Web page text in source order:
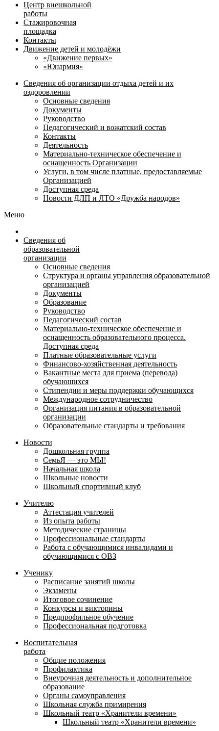
Центр внешкольной
работы
Стажировочная
площадка
Контакты
Движение детей и молодёжи
«Движение первых»
«Юнармия»
Сведения об организации отдыха детей и их
оздоровлении
Основные сведения
Документы
Руководство
Педагогический и вожатский состав
Контакты
Деятельность
Материально-техническое обеспечение и
оснащенность Организации
Услуги, в том числе платные, предоставляемые
Организацией
Доступная среда
Новости ДЛП и ЛТО «Дружба народов»
Меню
Сведения об
образовательной
организации
Основные сведения
Структура и органы управления образовательной
организацией
Документы
Образование
Руководство
Педагогический состав
Материально-техническое обеспечение и
оснащенность образовательного процесса.
Доступная среда
Платные образовательные услуги
Финансово-хозяйственная деятельность
Вакантные места для приема (перевода)
обучающихся
Стипендии и меры поддержки обучающихся
Международное сотрудничество
Организация питания в образовательной
организации
Образовательные стандарты и требования
Новости
Дошкольная группа
СемьЯ — это МЫ!
Начальная школа
Школьные новости
Школьный спортивный клуб
Учителю
Аттестация учителей
Из опыта работы
Методические страницы
Профессиональные стандарты
Работа с обучающимися инвалидами и
обучающимися с ОВЗ
Ученику
Расписание занятий школы
Экзамены
Итоговое сочинение
Конкурсы и викторины
Предпрофильное обучение
Профессиональная подготовка
Воспитательная
работа
Общие положения
Профилактика
Внеурочная деятельность и дополнительное
образование
Органы самоуправления
Школьная служба примирения
Школьный театр «Хранители времени»
Школьный театр «Хранители времени»